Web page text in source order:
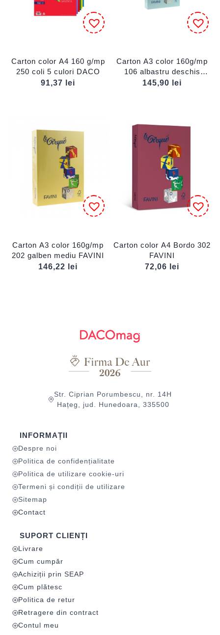
Carton color A4 160 g/mp
250 coli 5 culori DACO
91,37
lei
Carton A3 color 160g/mp
106 albastru deschis
FAVINI
145,90 lei
Carton A3 color 160g/mp
202 galben mediu FAVINI
146,22
lei
Carton color A4 Bordo 302
FAVINI
72,06
lei
Str. Ciprian Porumbescu, nr. 14H
Hațeg, jud. Hunedoara, 335500
INFORMAȚII
Despre noi
Politica de confidențialitate
Politica de utilizare cookie-uri
Termeni și condiții de utilizare
Sitemap
Contact
SUPORT CLIENȚI
Livrare
Cum cumpăr
Achiziții prin SEAP
Cum plătesc
Politica de retur
Retragere din contract
Contul meu